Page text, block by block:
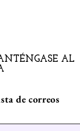
AL
de correos